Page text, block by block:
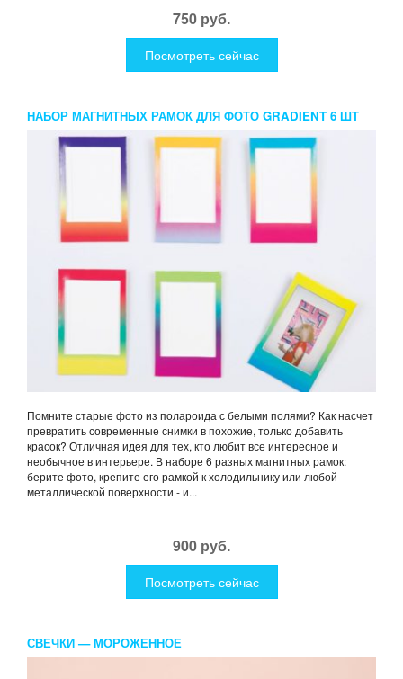
750 руб.
Посмотреть сейчас
НАБОР МАГНИТНЫХ РАМОК ДЛЯ ФОТО GRADIENT 6 ШТ
Помните старые фото из полароида с белыми полями? Как насчет
превратить современные снимки в похожие, только добавить
красок? Отличная идея для тех, кто любит все интересное и
необычное в интерьере. В наборе 6 разных магнитных рамок:
берите фото, крепите его рамкой к холодильнику или любой
металлической поверхности - и...
900 руб.
Посмотреть сейчас
СВЕЧКИ — МОРОЖЕННОЕ